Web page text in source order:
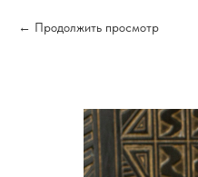
Продолжить просмотр